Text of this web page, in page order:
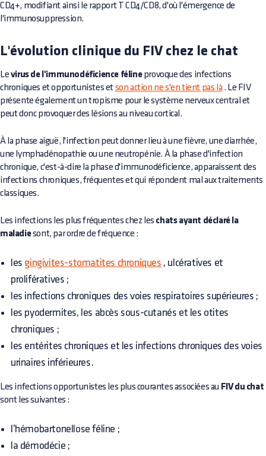
CD4+, modifiant ainsi le rapport T CD4/CD8, d'où l'émergence de
l'immunosuppression.
L'évolution clinique du FIV chez le chat
Le virus de l'immunodéficience félineprovoque des infections
chroniques et opportunistes et son action ne s'en tient pas là . Le FIV
présente également un tropisme pour le système nerveux central et
peut donc provoquer des lésions au niveau cortical.
À la phase aiguë, l'infection peut donner lieu à une fièvre, une diarrhée,
une lymphadénopathie ou une neutropénie. À la phase d'infection
chronique, c'est-à-dire la phase d'immunodéficience, apparaissent des
infections chroniques, fréquentes et qui répondent mal aux traitements
classiques.
Les infections les plus fréquentes chez les chats ayant déclaré la
maladiesont, par ordre de fréquence :
les gingivites-stomatites chroniques , ulcératives et
prolifératives ;
les infections chroniques des voies respiratoires supérieures ;
les pyodermites, les abcès sous-cutanés et les otites
chroniques ;
les entérites chroniques et les infections chroniques des voies
urinaires inférieures.
Les infections opportunistes les plus courantes associées au FIV du chat
sont les suivantes :
l'hémobartonellose féline ;
la démodécie ;